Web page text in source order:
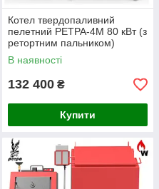
Котел твердопаливний
пелетний РЕТРА-4М 80 кВт (з
ретортним пальником)
В наявності
132 400 ₴
Купити